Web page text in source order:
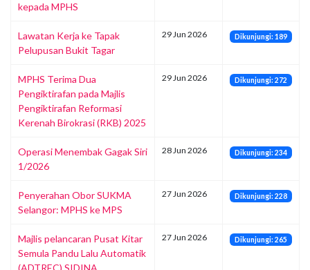
kepada MPHS
Lawatan Kerja ke Tapak
Pelupusan Bukit Tagar
29 Jun 2026 Dikunjungi: 189
MPHS Terima Dua
Pengiktirafan pada Majlis
Pengiktirafan Reformasi
Kerenah Birokrasi (RKB) 2025
29 Jun 2026 Dikunjungi: 272
Operasi Menembak Gagak Siri
1/2026
28 Jun 2026 Dikunjungi: 234
Penyerahan Obor SUKMA
Selangor: MPHS ke MPS
27 Jun 2026 Dikunjungi: 228
Majlis pelancaran Pusat Kitar
Semula Pandu Lalu Automatik
(ADTREC) SIDINA
27 Jun 2026 Dikunjungi: 265